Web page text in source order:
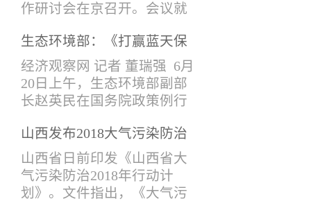
作研讨会在京召开。会议就
交流，特别是在产品设计与
改进、在建项目验收、工作
接口要求、新开工项目安排
等进项了讨论安排。公司领
部、项目管理部、采购售后
部、综合管理部等人员参加
了此次会议。会议主要围绕
各个议题进行了热烈的讨
生态环境部：《打赢蓝天保
卫战三年行动计划》将于近
期印发实施
经济观察网 记者 董瑞强 6月
20日上午，生态环境部副部
长赵英民在国务院政策例行
会同有关部门提出《打赢蓝
天保卫战三年行动计划》
（下称《三年行动计划》）
的建议稿，在6月13日国务院
山西发布2018大气污染防治
计划， 10月前完成钢铁、锅
炉等行业提标改造！
山西省日前印发《山西省大
气污染防治2018年行动计
划》。文件指出，《大气污